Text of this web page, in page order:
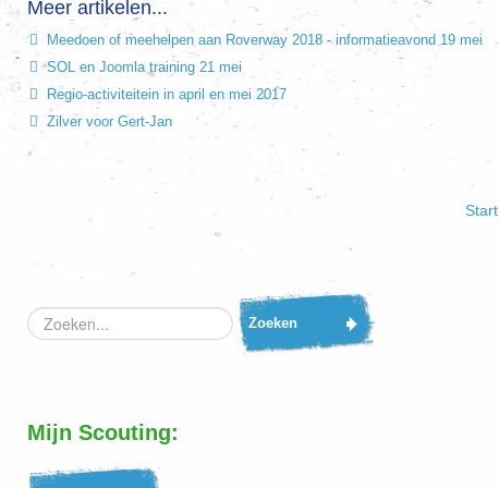
Meer artikelen...
Meedoen of meehelpen aan Roverway 2018 - informatieavond 19 mei
SOL en Joomla training 21 mei
Regio-activiteitein in april en mei 2017
Zilver voor Gert-Jan
Start
Zoeken
Mijn Scouting: